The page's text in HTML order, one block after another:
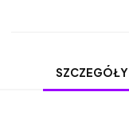
SZCZEGÓŁY